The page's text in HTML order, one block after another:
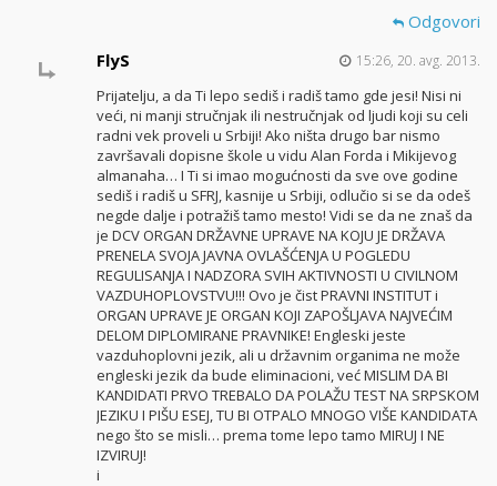
Odgovori
FlyS
15:26, 20. avg. 2013.
Prijatelju, a da Ti lepo sediš i radiš tamo gde jesi! Nisi ni
veći, ni manji stručnjak ili nestručnjak od ljudi koji su celi
radni vek proveli u Srbiji! Ako ništa drugo bar nismo
završavali dopisne škole u vidu Alan Forda i Mikijevog
almanaha… I Ti si imao mogućnosti da sve ove godine
sediš i radiš u SFRJ, kasnije u Srbiji, odlučio si se da odeš
negde dalje i potražiš tamo mesto! Vidi se da ne znaš da
je DCV ORGAN DRŽAVNE UPRAVE NA KOJU JE DRŽAVA
PRENELA SVOJA JAVNA OVLAŠĆENJA U POGLEDU
REGULISANJA I NADZORA SVIH AKTIVNOSTI U CIVILNOM
VAZDUHOPLOVSTVU!!! Ovo je čist PRAVNI INSTITUT i
ORGAN UPRAVE JE ORGAN KOJI ZAPOŠLJAVA NAJVEĆIM
DELOM DIPLOMIRANE PRAVNIKE! Engleski jeste
vazduhoplovni jezik, ali u državnim organima ne može
engleski jezik da bude eliminacioni, već MISLIM DA BI
KANDIDATI PRVO TREBALO DA POLAŽU TEST NA SRPSKOM
JEZIKU I PIŠU ESEJ, TU BI OTPALO MNOGO VIŠE KANDIDATA
nego što se misli… prema tome lepo tamo MIRUJ I NE
IZVIRUJ!
i